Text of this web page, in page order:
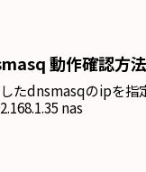
動作確認方法
たdnsmasqのipを指
nas